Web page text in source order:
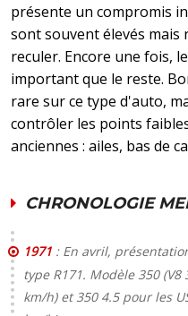
présente un compromis
sont souvent élevés mais
reculer. Encore une fois,
important que le reste.
rare sur ce type d'auto,
contrôler les points
anciennes : ailes, bas de
CHRONOLOGIE
1971 : En avril,
type R171. Modèle 350
km/h) et 350 4.5 pour les